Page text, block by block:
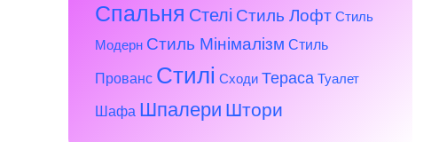
Спальня Стелі Стиль Лофт Стиль
Модерн Стиль Мінімалізм Стиль
Прованс Стилі Сходи Тераса Туалет
Шафа Шпалери Штори